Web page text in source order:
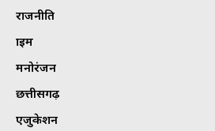
राजनीति
क्राइम
मनोरंजन
छत्तीसगढ़
एजुकेशन